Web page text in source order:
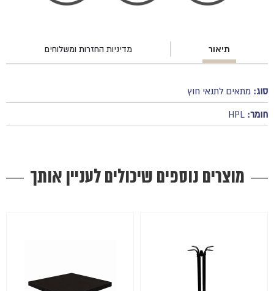
תיאור מדיניות החזרות ומשלוחים
סוג: מתאים לתנאי חוץ
חומר:
מוצרים נוספים שיכולים לעניין אותך